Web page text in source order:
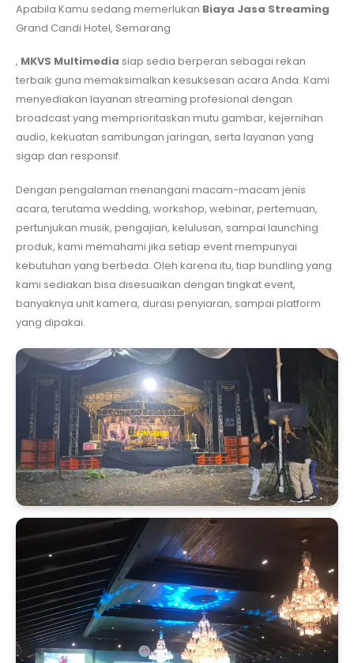
Apabila Kamu sedang memerlukan Biaya Jasa Streaming
Grand Candi Hotel, Semarang
, MKVS Multimedia siap sedia berperan sebagai rekan
terbaik guna memaksimalkan kesuksesan acara Anda. Kami
menyediakan layanan streaming profesional dengan
broadcast yang memprioritaskan mutu gambar, kejernihan
audio, kekuatan sambungan jaringan, serta layanan yang
sigap dan responsif.
Dengan pengalaman menangani macam-macam jenis
acara, terutama wedding, workshop, webinar, pertemuan,
pertunjukan musik, pengajian, kelulusan, sampai launching
produk, kami memahami jika setiap event mempunyai
kebutuhan yang berbeda. Oleh karena itu, tiap bundling yang
kami sediakan bisa disesuaikan dengan tingkat event,
banyaknya unit kamera, durasi penyiaran, sampai platform
yang dipakai.